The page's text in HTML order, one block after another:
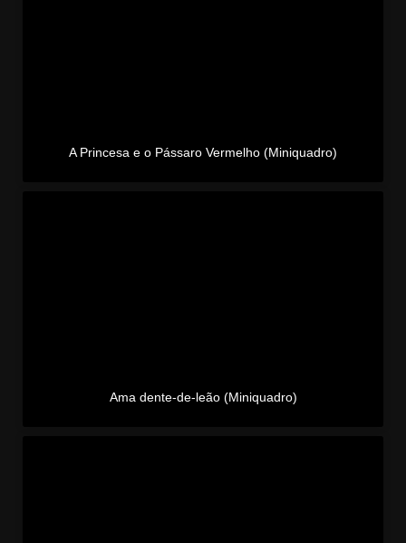
A Princesa e o Pássaro Vermelho (Miniquadro)
Ama dente-de-leão (Miniquadro)